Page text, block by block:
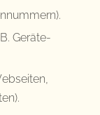
Geräte-